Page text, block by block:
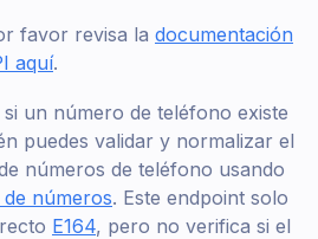
favor revisa la documentación
aquí.
un número de teléfono existe
puedes validar y normalizar el
números de teléfono usando
números. Este endpoint solo
E164, pero no verifica si el